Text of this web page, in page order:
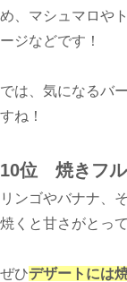
め、マシュマロや
ージなどです！
では、気になるバ
すね！
10位 焼きフ
リンゴやバナナ、
焼くと甘さがとっ
ぜひデザートには